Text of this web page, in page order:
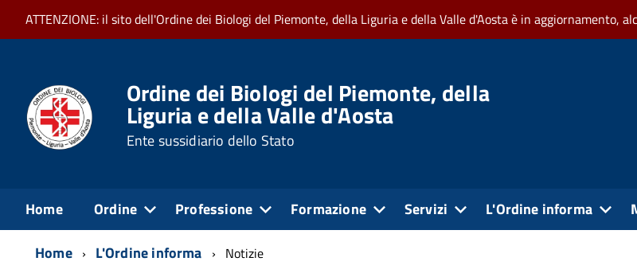
ATTENZIONE: il sito dell'Ordine dei Biologi del Piemonte, della Liguria e della Valle d'Aosta è in aggiornamento,
Ordine dei Biologi del Piemonte, della
Liguria e della Valle d'Aosta
Ente sussidiario dello Stato
Home Ordine Professione Formazione Servizi L'Ordine informa
Home L'Ordine informa Notizie